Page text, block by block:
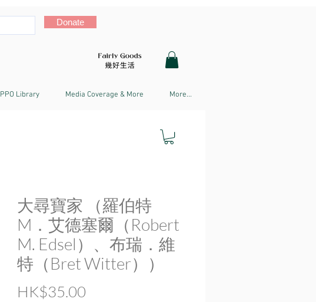
Donate
PPO Library Media Coverage & More More...
大尋寶家 （羅伯特
M．艾德塞爾（Robert
M. Edsel）、布瑞．維
特（Bret Witter））
HK$35.00